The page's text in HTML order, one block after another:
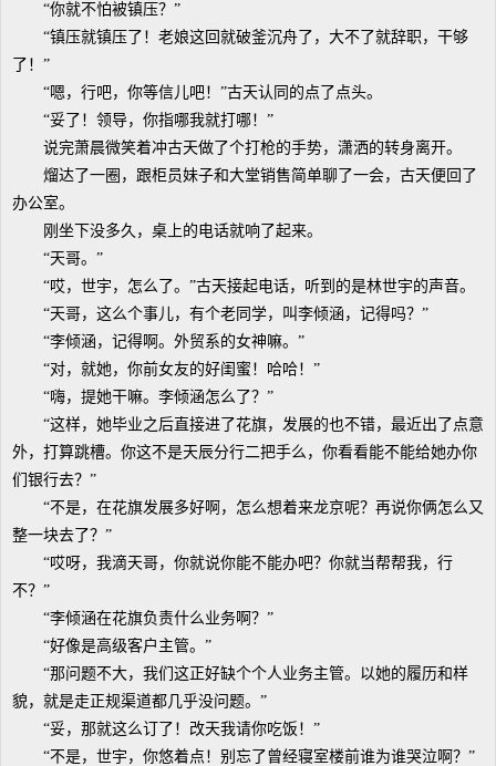
“你就不怕被镇压？”
“镇压就镇压了！老娘这回就破釜沉舟了，大不了就辞职，干够
了！”
“嗯，行吧，你等信儿吧！”古天认同的点了点头。
“妥了！领导，你指哪我就打哪！”
说完萧晨微笑着冲古天做了个打枪的手势，潇洒的转身离开。
熘达了一圈，跟柜员妹子和大堂销售简单聊了一会，古天便回了
办公室。
刚坐下没多久，桌上的电话就响了起来。
“天哥。”
“哎，世宇，怎么了。”古天接起电话，听到的是林世宇的声音。
“天哥，这么个事儿，有个老同学，叫李倾涵，记得吗？”
“李倾涵，记得啊。外贸系的女神嘛。”
“对，就她，你前女友的好闺蜜！哈哈！”
“嗨，提她干嘛。李倾涵怎么了？”
“这样，她毕业之后直接进了花旗，发展的也不错，最近出了点意
外，打算跳槽。你这不是天辰分行二把手么，你看看能不能给她办你
们银行去？”
“不是，在花旗发展多好啊，怎么想着来龙京呢？再说你俩怎么又
整一块去了？”
“哎呀，我滴天哥，你就说你能不能办吧？你就当帮帮我，行
不？”
“李倾涵在花旗负责什么业务啊？”
“好像是高级客户主管。”
“那问题不大，我们这正好缺个个人业务主管。以她的履历和样
貌，就是走正规渠道都几乎没问题。”
“妥，那就这么订了！改天我请你吃饭！”
“不是，世宇，你悠着点！别忘了曾经寝室楼前谁为谁哭泣啊？”